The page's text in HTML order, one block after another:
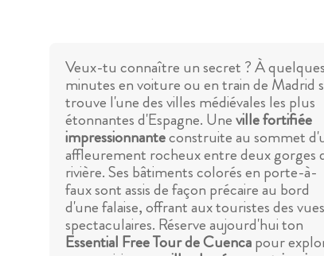
Veux-tu connaître un secret ? À quelques
minutes en voiture ou en train de Madrid
trouve l'une des villes médiévales les plus
étonnantes d'Espagne. Uneville fortifiée
impressionnanteconstruite au sommet
affleurement rocheux entre deux gorges
rivière. Ses bâtiments colorés en porte-à-
faux sont assis de façon précaire au bord
d'une falaise, offrant aux touristes des vues
spectaculaires. Réserve aujourd'hui ton
Essential Free Tour de Cuencapour